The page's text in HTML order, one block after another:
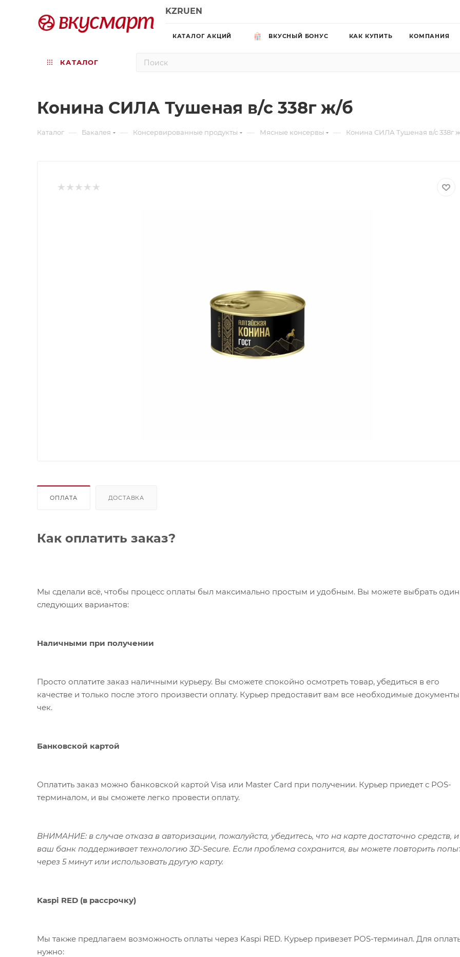
KZRUEN
КАТАЛОГ АКЦИЙ ВКУСНЫЙ БОНУС КАК КУПИТЬ КОМПАНИЯ
КАТАЛОГ
Конина СИЛА Тушеная в/с 338г ж/б
Каталог — Бакалея — Консервированные продукты — Мясные консервы — Конина СИЛА Тушеная в/с 338г
ОПЛАТА ДОСТАВКА
Как оплатить заказ?
Мы сделали всё, чтобы процесс оплаты был максимально простым и удобным. Вы можете выбрать
следующих вариантов:
Наличными при получении
Просто оплатите заказ наличными курьеру. Вы сможете спокойно осмотреть товар, убедиться в его
качестве и только после этого произвести оплату. Курьер предоставит вам все необходимые
чек.
Банковской картой
Оплатить заказ можно банковской картой Visa или Master Card при получении. Курьер приедет с POS-
терминалом, и вы сможете легко провести оплату.
ВНИМАНИЕ: в случае отказа в авторизации, пожалуйста, убедитесь, что на карте достаточно средств, и
ваш банк поддерживает технологию 3D-Secure. Если проблема сохранится, вы можете повторить
через 5 минут или использовать другую карту.
Kaspi RED (в рассрочку)
Мы также предлагаем возможность оплаты через Kaspi RED. Курьер привезет POS-терминал. Для
нужно: